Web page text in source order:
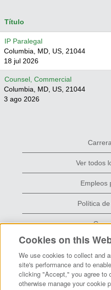
Título
IP Paralegal
Columbia, MD, US, 21044
18 jul 2026
Counsel, Commercial
Columbia, MD, US, 21044
3 ago 2026
Ver todos
Empleos
Política
S
e
a
b
Cookies on this
We use cookies to collect and
site's performance and to
clicking "Accept," you agree to
otherwise manage your cookie